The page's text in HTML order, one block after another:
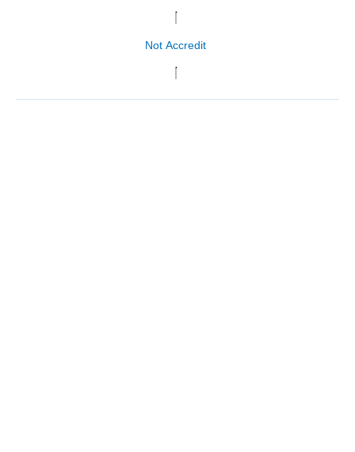
Not Accredit